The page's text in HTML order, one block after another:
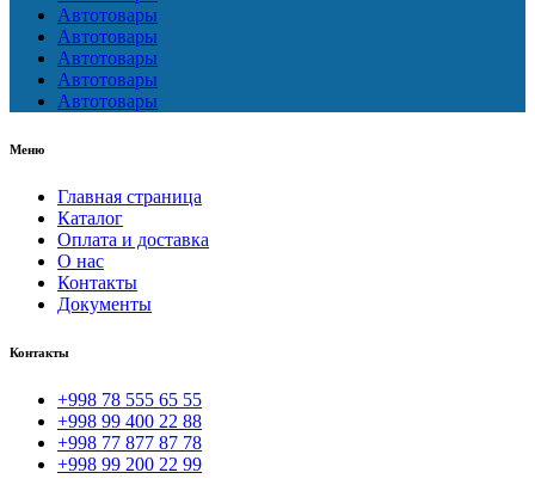
Автотовары
Автотовары
Автотовары
Автотовары
Автотовары
Меню
Главная страница
Каталог
Оплата и доставка
О нас
Контакты
Документы
Контакты
+998 78 555 65 55
+998 99 400 22 88
+998 77 877 87 78
+998 99 200 22 99